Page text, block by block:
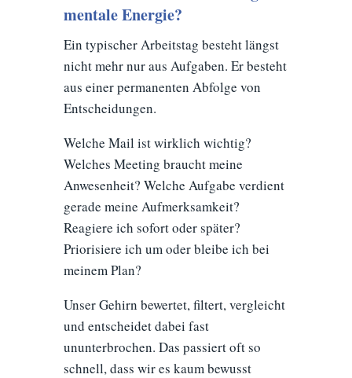
mentale Energie?
Ein typischer Arbeitstag besteht längst
nicht mehr nur aus Aufgaben. Er besteht
aus einer permanenten Abfolge von
Entscheidungen.
Welche Mail ist wirklich wichtig?
Welches Meeting braucht meine
Anwesenheit? Welche Aufgabe verdient
gerade meine Aufmerksamkeit?
Reagiere ich sofort oder später?
Priorisiere ich um oder bleibe ich bei
meinem Plan?
Unser Gehirn bewertet, filtert, vergleicht
und entscheidet dabei fast
ununterbrochen. Das passiert oft so
schnell, dass wir es kaum bewusst